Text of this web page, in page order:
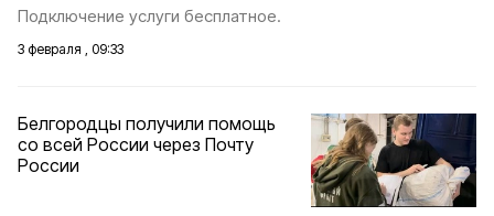
Подключение услуги бесплатное.
3 февраля , 09:33
Белгородцы получили помощь
со всей России через Почту
России